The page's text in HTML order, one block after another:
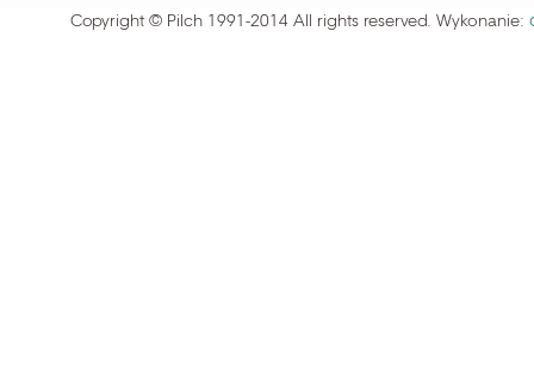
Copyright © Pilch 1991-2014 All rights reserved. Wykonanie: